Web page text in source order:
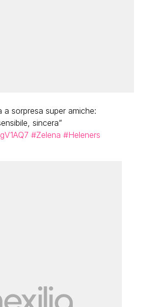
a sorpresa super amiche:
sincera”
#Zelena #Heleners